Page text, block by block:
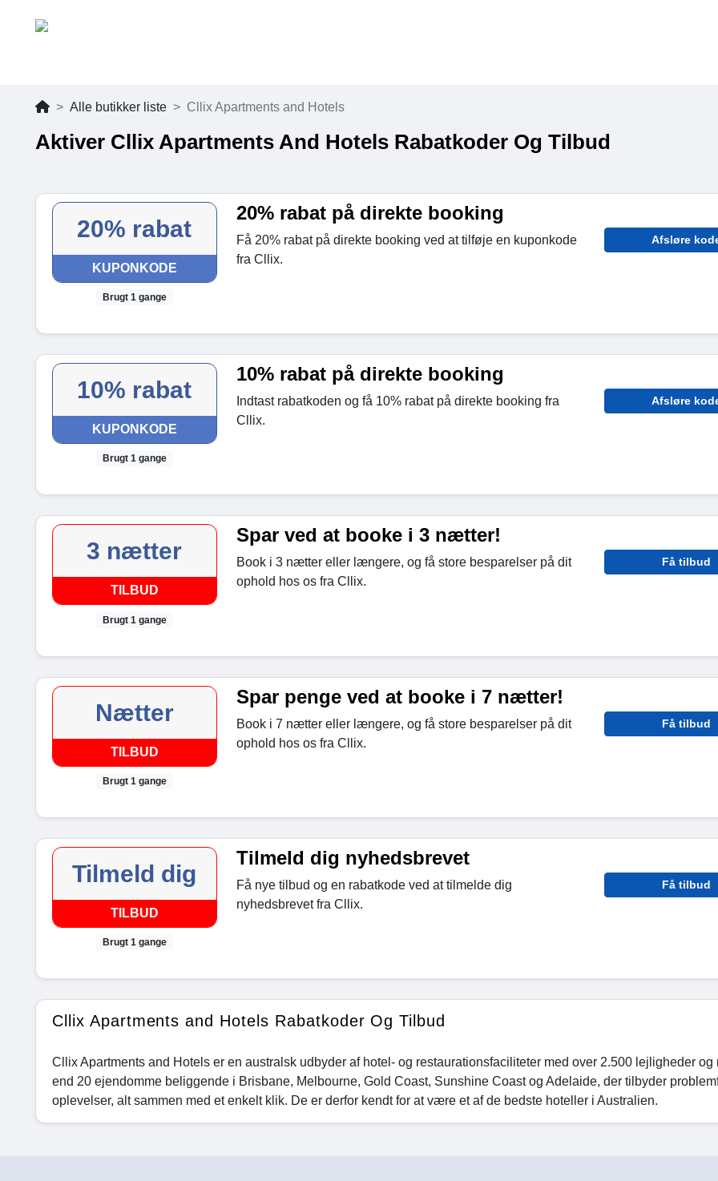
Alle butikker liste Cllix Apartments and Hotels
Aktiver Cllix Apartments And Hotels Rabatkoder Og Tilbud
20% rabat
KUPONKODE
Brugt 1 gange
20% rabat på direkte booking
Få 20% rabat på direkte booking ved at tilføje en kuponkode
fra Cllix.
Afsløre
10% rabat
KUPONKODE
Brugt 1 gange
10% rabat på direkte booking
Indtast rabatkoden og få 10% rabat på direkte booking fra
Cllix.
Afsløre
3 nætter
TILBUD
Brugt 1 gange
Spar ved at booke i 3 nætter!
Book i 3 nætter eller længere, og få store besparelser på dit
ophold hos os fra Cllix.
Få tilbud
Nætter
TILBUD
Brugt 1 gange
Spar penge ved at booke i 7 nætter!
Book i 7 nætter eller længere, og få store besparelser på dit
ophold hos os fra Cllix.
Få tilbud
Tilmeld dig
TILBUD
Brugt 1 gange
Tilmeld dig nyhedsbrevet
Få nye tilbud og en rabatkode ved at tilmelde dig
nyhedsbrevet fra Cllix.
Få tilbud
Cllix Apartments and Hotels Rabatkoder Og Tilbud
Cllix Apartments and Hotels er en australsk udbyder af hotel- og restaurationsfaciliteter med over 2.500 lejligheder og
end 20 ejendomme beliggende i Brisbane, Melbourne, Gold Coast, Sunshine Coast og Adelaide, der tilbyder
oplevelser, alt sammen med et enkelt klik. De er derfor kendt for at være et af de bedste hoteller i Australien.